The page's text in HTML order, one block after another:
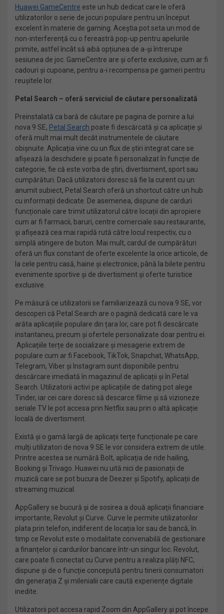
Huawei GameCentre este un hub dedicat care le oferă
utilizatorilor o serie de jocuri populare pentru un început
excelent în materie de gaming. Aceștia pot seta un mod de
non-interferență cu o fereastră pop-up pentru apelurile
primite, astfel încât să aibă opțiunea de a-și întrerupe
sesiunea de joc. GameCentre are și oferte exclusive, cum ar fi
cadouri și cupoane, pentru a-i recompensa pe gameri pentru
reușitele lor.
Petal Search – oferă serviciul de căutare personalizată
Preinstalată ca bară de căutare pe pagina de pornire a lui
nova 9 SE, Petal Search poate fi descărcată și ca aplicație și
oferă mult mai mult decât instrumentele de căutare
obișnuite. Aplicația vine cu un flux de știri integrat care se
afișează la deschidere și poate fi personalizat în funcție de
categorie, fie că este vorba de știri, divertisment, sport sau
cumpărături. Dacă utilizatorii doresc să fie la curent cu un
anumit subiect, Petal Search oferă un shortcut către un hub
cu informații dedicate. De asemenea, dispune de carduri
funcționale care trimit utilizatorul către locații din apropiere
cum ar fi farmacii, baruri, centre comerciale sau restaurante,
și afișează cea mai rapidă rută către locul respectiv, cu o
simplă atingere de buton. Mai mult, cardul de cumpărături
oferă un flux constant de oferte excelente la orice articole, de
la cele pentru casă, haine și electronice, până la bilete pentru
evenimente sportive și de divertisment și oferte turistice
exclusive.
Pe măsură ce utilizatorii se familiarizează cu nova 9 SE, vor
descoperi că Petal Search are o pagină dedicată care le va
arăta aplicațiile populare din țara lor, care pot fi descărcate
instantaneu, precum și ofertele personalizate doar pentru ei.
Aplicațiile terțe de socializare și mesagerie extrem de
populare cum ar fi Facebook, TikTok, Snapchat, WhatsApp,
Telegram, Viber și Instagram sunt disponibile pentru
descărcare imediată în magazinul de aplicații și în Petal
Search. Utilizatorii activi pe aplicațiile de dating pot alege
Tinder, iar cei care doresc să descarce filme și să vizioneze
seriale TV le pot accesa prin Netflix sau prin o altă aplicație
locală de divertisment.
Există și o gamă largă de aplicații terțe funcționale pe care
mulți utilizatori de nova 9 SE le vor considera extrem de utile.
Printre acestea se numără Bolt, aplicația de ride hailing,
Booking și Trivago. Huawei nu uită nici de pasionații de
muzică care se pot bucura de Deezer și Spotify, aplicații de
streaming muzical.
AppGallery se bucură și de sosirea a două aplicații financiare
importante, Revolut și Curve. Curve le permite utilizatorilor
plata prin telefon, indiferent de locația lor sau de bancă, în
timp ce Revolut este o modalitate convenabilă de gestionare
a finanțelor și cardurilor bancare într-un singur loc. Revolut,
care poate fi conectat cu Curve pentru a realiza plăți NFC,
dispune și de o funcție concepută pentru tinerii consumatori
din generația Z și milenialii care caută experiențe digitale
inedite.
Utilizatorii pot accesa rapid Zoom din AppGallery și pot începe